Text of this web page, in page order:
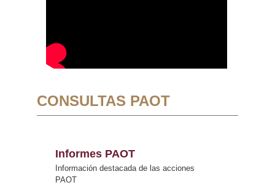
CONSULTAS PAOT
Informes PAOT
Información destacada de las acciones
PAOT